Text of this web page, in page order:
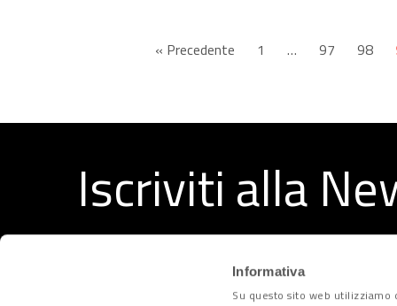
Informativa
Su questo sito web utilizziamo
« Precedente 1 … 97 98
Iscriviti alla